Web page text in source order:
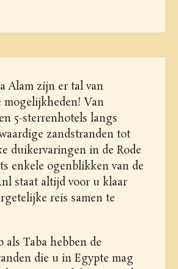
Alam zijn er tal van
mogelijkheden! Van
5-sterrenhotels langs
zandstranden tot
duikervaringen in de Rode
enkele ogenblikken van de
staat altijd voor u klaar
reis samen te
als Taba hebben de
die u in Egypte mag